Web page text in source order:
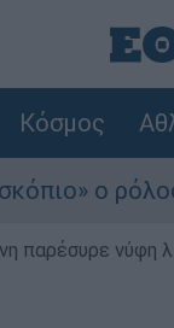
Κόσμος
ρόλος του
παρέσυρε νύφη